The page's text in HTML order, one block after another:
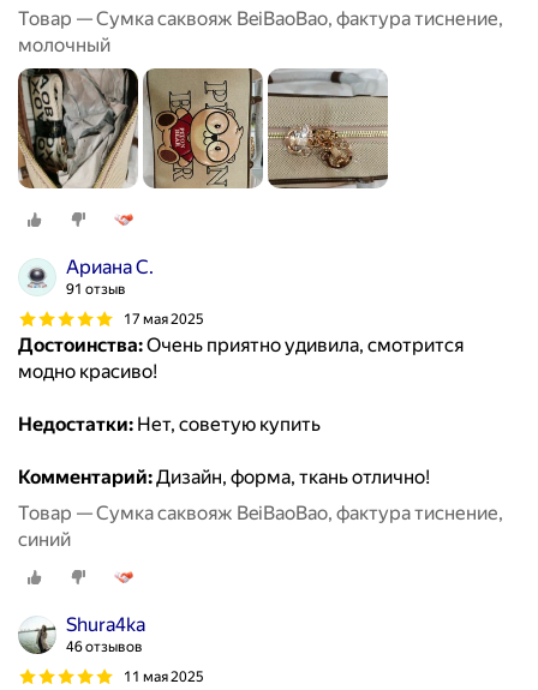
Товар — Сумка саквояж BeiBaoBao, фактура тиснение,
молочный
Ариана С.
91 отзыв
17 мая 2025
Достоинства:Очень приятно удивила, смотрится
модно красиво!
Недостатки: Нет, советую купить
Комментарий:Дизайн, форма, ткань отлично!
Товар — Сумка саквояж BeiBaoBao, фактура тиснение,
синий
Shura4ka
46 отзывов
11 мая 2025